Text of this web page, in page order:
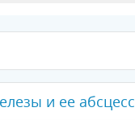
и ее абсцесс